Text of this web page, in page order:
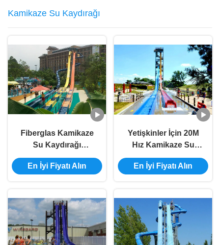
Kamikaze Su Kaydırağı
Fiberglas Kamikaze
Su Kaydırağı
Özelleştirilmiş Yüksek
Hızlı Su Kaydırağı
En İyi Fiyatı Alın
Yetişkinler İçin 20M
Hız Kamikaze Su
Kaydırağı Yüzme
Havuzu Kaydırağı
En İyi Fiyatı Alın